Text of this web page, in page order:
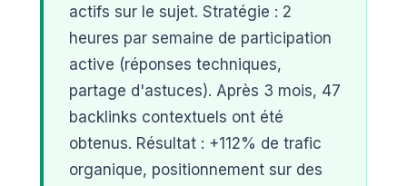
actifs sur le sujet. Stratégie : 2
heures par semaine de participation
active (réponses techniques,
partage d'astuces). Après 3 mois, 47
backlinks contextuels ont été
obtenus. Résultat : +112% de trafic
organique, positionnement sur des